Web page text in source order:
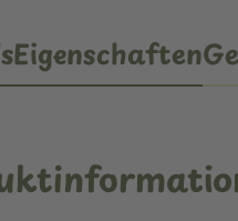
Eigenschaften